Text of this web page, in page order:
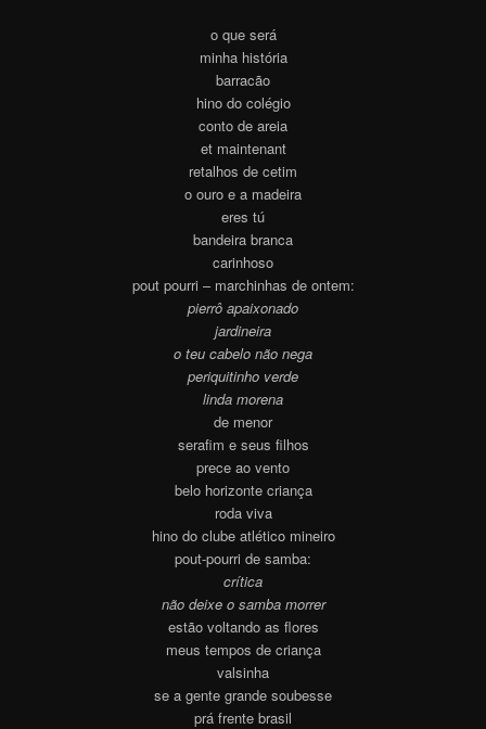
o que será
minha história
barracão
hino do colégio
conto de areia
et maintenant
retalhos de cetim
o ouro e a madeira
eres tú
bandeira branca
carinhoso
pout pourri – marchinhas de ontem:
pierrô apaixonado
jardineira
o teu cabelo não nega
periquitinho verde
linda morena
de menor
serafim e seus filhos
prece ao vento
belo horizonte criança
roda viva
hino do clube atlético mineiro
pout-pourri de samba:
crítica
não deixe o samba morrer
estão voltando as flores
meus tempos de criança
valsinha
se a gente grande soubesse
prá frente brasil